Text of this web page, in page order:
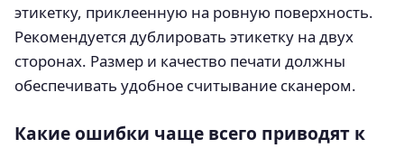
этикетку, приклеенную на ровную поверхность.
Рекомендуется дублировать этикетку на двух
сторонах. Размер и качество печати должны
обеспечивать удобное считывание сканером.
Какие ошибки чаще всего приводят к